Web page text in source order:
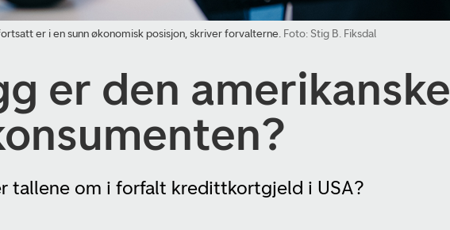
er i en sunn økonomisk posisjon, skriver forvalterne. Foto: Stig B. Fiksdal
er den amerikanske
tallene om i forfalt kredittkortgjeld i USA?